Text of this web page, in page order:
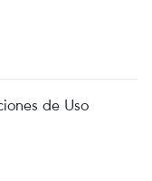
de Uso